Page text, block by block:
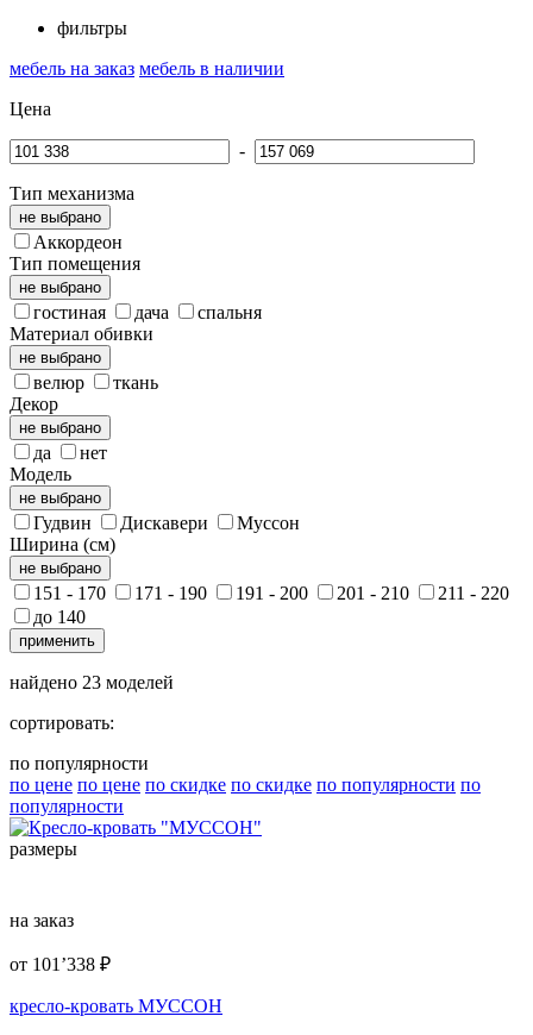
фильтры
мебель на заказ мебель в наличии
Цена
-
Тип механизма
не выбрано
Аккордеон
Тип помещения
не выбрано
гостиная дача
спальня
Материал обивки
не выбрано
велюр
ткань
Декор
не выбрано
да
нет
Модель
не выбрано
Гудвин Дискавери
Муссон
Ширина (см)
не выбрано
151 - 170 171 - 190 191 - 200 201 - 210
211 - 220
до 140
применить
найдено 23 моделей
сортировать:
по популярности
по цене по цене по скидке по скидке по популярности по
популярности
размеры
на заказ
от 101’338 ₽
кресло-кровать МУССОН